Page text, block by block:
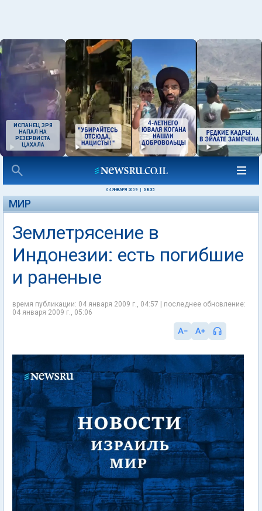
ИСПАНЕЦ ЗРЯ
НАПАЛ НА
РЕЗЕРВИСТА
ЦАХАЛА
04 ЯНВАРЯ 2009 08:35
МИР
Землетрясение в
Индонезии: есть погибшие
и раненые
время публикации: 04 января 2009 г., 04:57 | последнее обновление:
04 января 2009 г., 05:06